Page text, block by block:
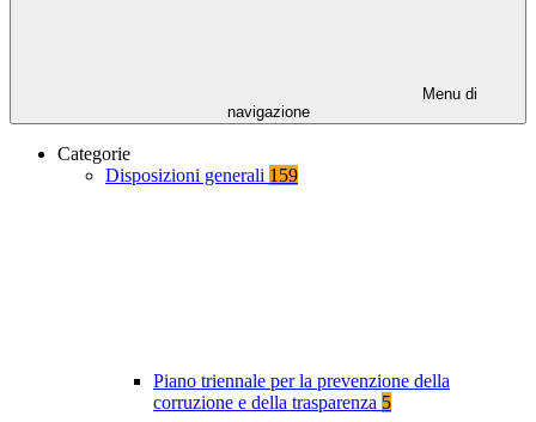
Menu di
navigazione
Categorie
Disposizioni generali 159
Piano triennale per la prevenzione della
corruzione e della trasparenza 5